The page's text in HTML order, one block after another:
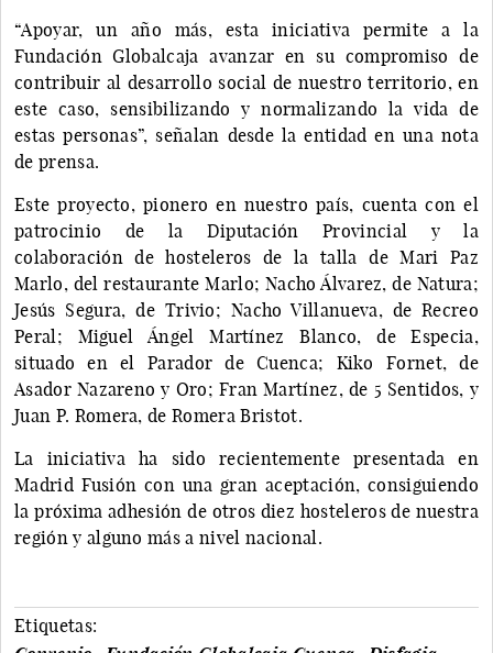
“Apoyar, un año más, esta iniciativa permite a la
Fundación Globalcaja avanzar en su compromiso de
contribuir al desarrollo social de nuestro territorio, en
este caso, sensibilizando y normalizando la vida de
estas personas”, señalan desde la entidad en una nota
de prensa.
Este proyecto, pionero en nuestro país, cuenta con el
patrocinio de la Diputación Provincial y la
colaboración de hosteleros de la talla de Mari Paz
Marlo, del restaurante Marlo; Nacho Álvarez, de Natura;
Jesús Segura, de Trivio; Nacho Villanueva, de Recreo
Peral; Miguel Ángel Martínez Blanco, de Especia,
situado en el Parador de Cuenca; Kiko Fornet, de
Asador Nazareno y Oro; Fran Martínez, de 5 Sentidos, y
Juan P. Romera, de Romera Bristot.
La iniciativa ha sido recientemente presentada en
Madrid Fusión con una gran aceptación, consiguiendo
la próxima adhesión de otros diez hosteleros de nuestra
región y alguno más a nivel nacional.
Etiquetas: